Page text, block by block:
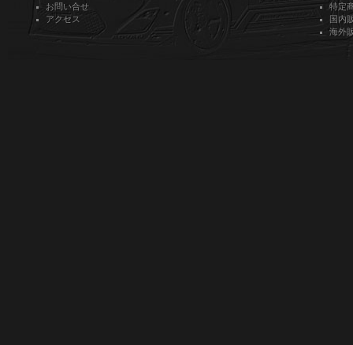
お問い合せ
アクセス
特定
国内
海外